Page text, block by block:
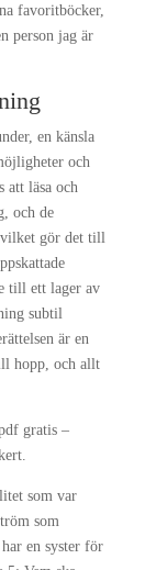
favoritböcker,
person jag är
en känsla
och
att läsa och
och de
vilket gör det till
till ett lager av
subtil
är en
hopp, och allt
gratis –
som var
som
en syster för